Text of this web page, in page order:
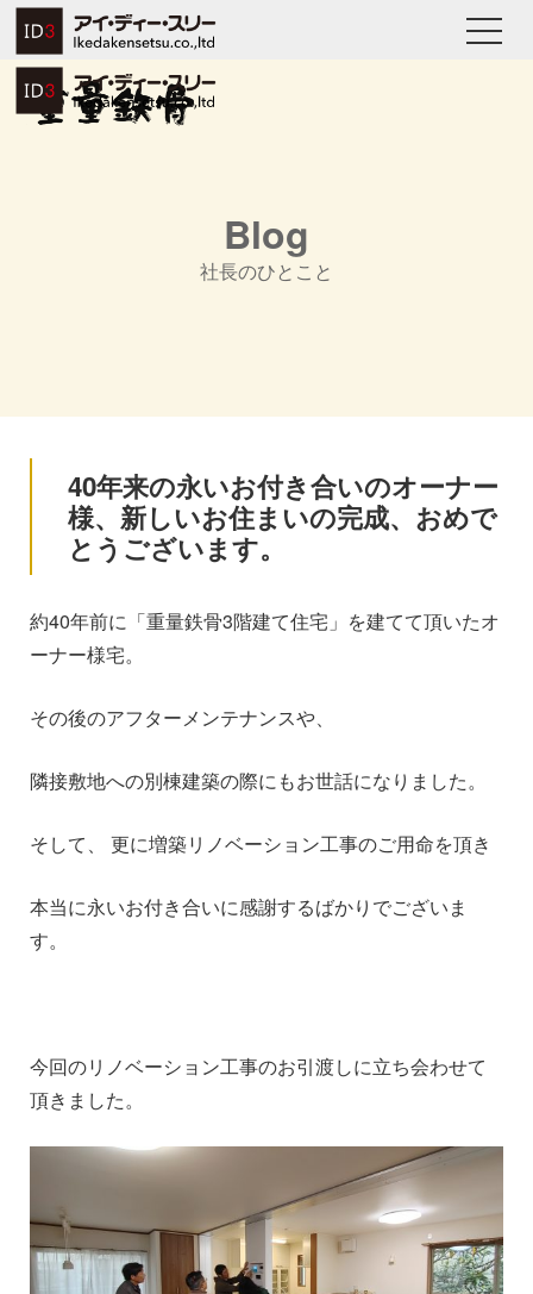
Blog
社長のひとこと
40年来の永いお付き合いのオーナー
様、新しいお住まいの完成、おめで
とうございます。
約40年前に「重量鉄骨3階建て住宅」を建てて頂いたオ
ーナー様宅。
その後のアフターメンテナンスや、
隣接敷地への別棟建築の際にもお世話になりました。
そして、 更に増築リノベーション工事のご用命を頂き
本当に永いお付き合いに感謝するばかりでございま
す。
今回のリノベーション工事のお引渡しに立ち会わせて
頂きました。